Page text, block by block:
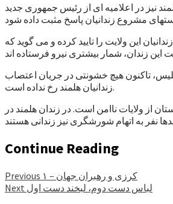
نیز در اعلامیه ای از رئیس جمهوری جدید
این ولایت را تایید کرده و می گوید که
تاکنون هیچ خشونتی در جریان اعتصاب
زندانیان هلمند رخ نداده است.
از ولایات ناامن است. در زندان هلمند در
Continue Reading
Previous
کرزی و رهبران جهان – ۱
Next لباس دست دوم، لبخند دست اول